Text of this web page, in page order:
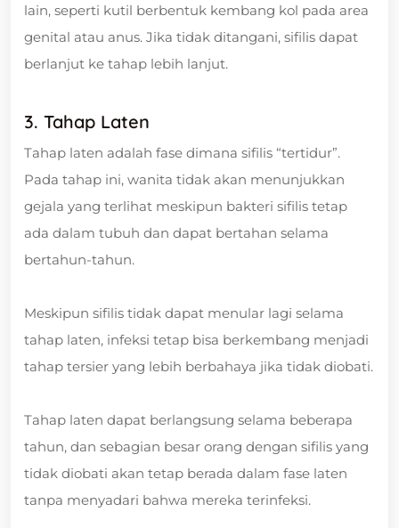
lain, seperti kutil berbentuk kembang kol pada area
genital atau anus. Jika tidak ditangani, sifilis dapat
berlanjut ke tahap lebih lanjut.
3. Tahap Laten
Tahap laten adalah fase dimana sifilis “tertidur”.
Pada tahap ini, wanita tidak akan menunjukkan
gejala yang terlihat meskipun bakteri sifilis tetap
ada dalam tubuh dan dapat bertahan selama
bertahun-tahun.
Meskipun sifilis tidak dapat menular lagi selama
tahap laten, infeksi tetap bisa berkembang menjadi
tahap tersier yang lebih berbahaya jika tidak diobati.
Tahap laten dapat berlangsung selama beberapa
tahun, dan sebagian besar orang dengan sifilis yang
tidak diobati akan tetap berada dalam fase laten
tanpa menyadari bahwa mereka terinfeksi.